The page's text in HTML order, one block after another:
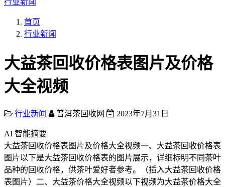
行业新闻
首页
行业新闻
大益茶回收价格表图片及价格
大全视频
行业新闻 普洱茶回收网 2023年7月31日
AI 智能摘要
大益茶回收价格表图片及价格大全视频一、大益茶回收价格表
图片以下是大益茶回收价格表的图片展示，详细标明不同茶叶
品种的回收价格，供茶叶爱好者参考。（插入大益茶回收价格
表图片）二、大益茶价格大全视频以下视频为大益茶价格大全